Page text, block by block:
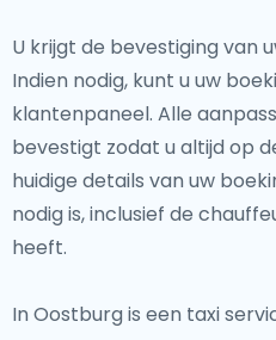
U krijgt de bevestiging van
Indien nodig, kunt u uw
klantenpaneel. Alle
bevestigt zodat u altijd op
huidige details van uw
nodig is, inclusief de
heeft.
In Oostburg is een taxi